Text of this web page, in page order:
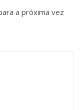
a próxima vez